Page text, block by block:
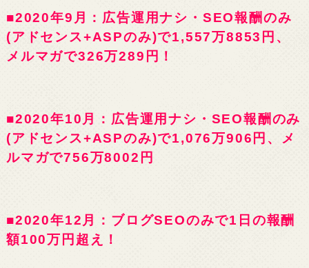
■2020年9月：広告運用ナシ・SEO報酬のみ
(アドセンス+ASPのみ)で1,557万8853円、
メルマガで326万289円！
■2020年10月：広告運用ナシ・SEO報酬のみ
(アドセンス+ASPのみ)で1,076万906円、メ
ルマガで756万8002円
■2020年12月：ブログSEOのみで1日の報酬
額100万円超え！